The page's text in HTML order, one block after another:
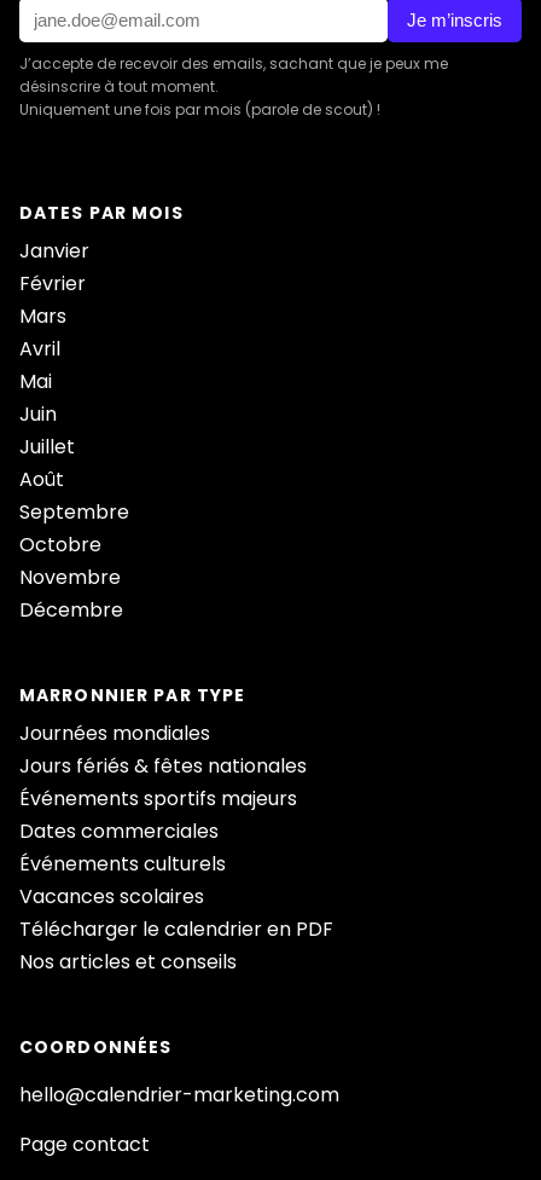
Je m’inscris
J’accepte de recevoir des emails, sachant que je peux me
désinscrire à tout moment.
Uniquement une fois par mois (parole de scout) !
DATES PAR MOIS
Janvier
Février
Mars
Avril
Mai
Juin
Juillet
Août
Septembre
Octobre
Novembre
Décembre
MARRONNIER PAR TYPE
Journées mondiales
Jours fériés & fêtes nationales
Événements sportifs majeurs
Dates commerciales
Événements culturels
Vacances scolaires
Télécharger le calendrier en PDF
Nos articles et conseils
COORDONNÉES
hello@calendrier-marketing.com
Page contact